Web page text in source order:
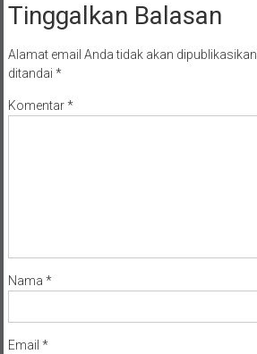
Tinggalkan Balasan
Alamat email Anda tidak akan dipublikasikan.
ditandai *
Komentar*
Nama *
Email *